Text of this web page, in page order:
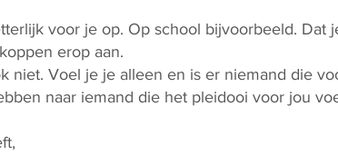
voor je op. Op school bijvoorbeeld. Dat
erop aan.
niet. Voel je je alleen en is er niemand die
naar iemand die het pleidooi voor jou